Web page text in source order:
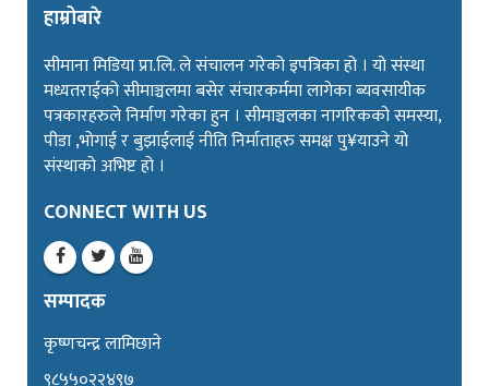
हाम्रोबारे
सीमाना मिडिया प्रा.लि. ले संचालन गरेको इपत्रिका हो । यो संस्था
मध्यतराईको सीमाञ्चलमा बसेर संचारकर्ममा लागेका ब्यवसायीक
पत्रकारहरुले निर्माण गरेका हुन । सीमाञ्चलका नागरिकको समस्या,
पीडा ,भोगाई र बुझाईलाई नीति निर्माताहरु समक्ष पु¥याउने यो
संस्थाको अभिष्ट हो ।
CONNECT WITH US
सम्पादक
कृष्णचन्द्र लामिछाने
९८५५०२२४९७